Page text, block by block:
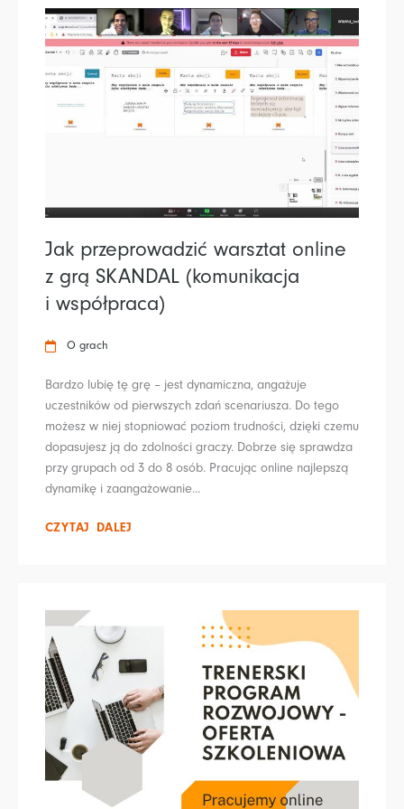
Jak przeprowadzić warsztat online
z grą SKANDAL (komunikacja
i współpraca)
O grach
Bardzo lubię tę grę – jest dynamiczna, angażuje
uczestników od pierwszych zdań scenariusza. Do tego
możesz w niej stopniować poziom trudności, dzięki czemu
dopasujesz ją do zdolności graczy. Dobrze się sprawdza
przy grupach od 3 do 8 osób. Pracując online najlepszą
dynamikę i zaangażowanie...
CZYTAJ DALEJ